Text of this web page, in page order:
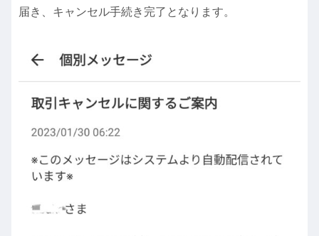
届き、キャンセル手続き完了となります。